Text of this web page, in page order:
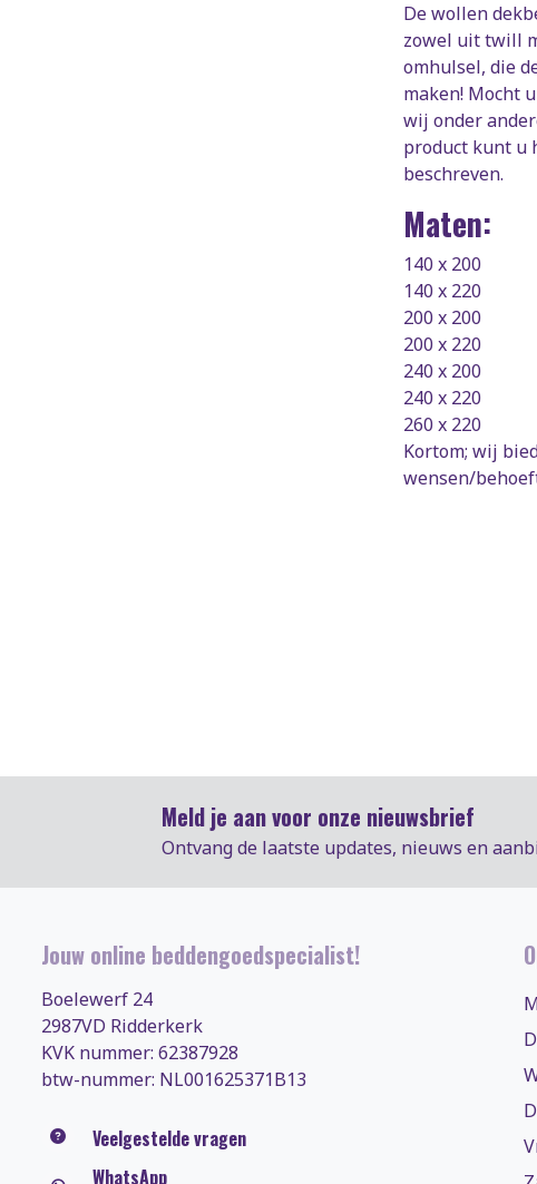
De wollen
zowel uit twill
omhulsel, die
maken! Mocht
wij onder
product kunt u
beschreven.
Maten:
140 x 200
140 x 220
200 x 200
200 x 220
240 x 200
240 x 220
260 x 220
Kortom; wij
wensen/
Meld je aan voor onze nieuwsbrief
Ontvang de laatste updates, nieuws en
Jouw online beddengoedspecialist!
Boelewerf 24
2987VD Ridderkerk
KVK nummer: 62387928
btw-nummer: NL001625371B13
Veelgestelde vragen
WhatsApp